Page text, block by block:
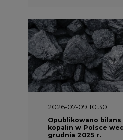
2026-07-09 10:30
Opublikowano bilans
kopalin w Polsce
grudnia 2025 r.